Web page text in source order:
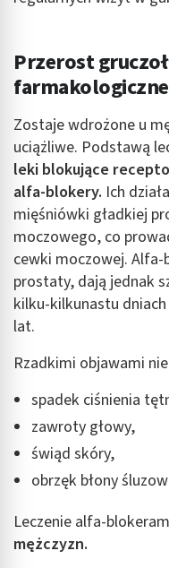
Przerost
farmakologiczne
Zostaje wdrożone u
uciążliwe. Podstawą
leki blokujące
alfa-blokery. Ich
mięśniówki gładkiej
moczowego, co
cewki moczowej. Alfa-
prostaty, dają jednak
kilku-kilkunastu
lat.
Rzadkimi objawami
spadek ciśnienia
zawroty głowy,
świąd skóry,
obrzęk błony
Leczenie alfa-
mężczyzn.